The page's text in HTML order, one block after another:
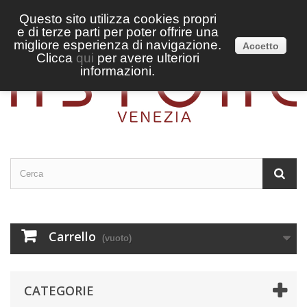
Accedi
Italiano
Carrello (vuoto)
CATEGORIE
Questo sito utilizza cookies propri
e di terze parti per poter offrire una
migliore esperienza di navigazione.
Clicca qui per avere ulteriori
informazioni.
Accetto